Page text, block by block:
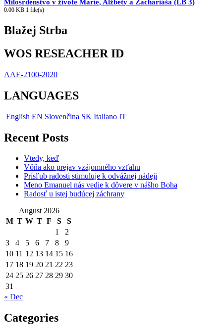
Milosrdenstvo v živote Márie, Alžbety a Zachariáša (LB 3)
0.00 KB 1 file(s)
Blažej Strba
WOS RESEACHER ID
AAE-2100-2020
LANGUAGES
English EN Slovenčina SK Italiano IT
Recent Posts
Vtedy, keď
Vôňa ako prejav vzájomného vzťahu
Prísľub radosti stimuluje k odvážnej nádeji
Meno Emanuel nás vedie k dôvere v nášho Boha
Radosť u istej budúcej záchrany
August 2026
M T W T F S
S
1
2
3
4 5 6 7 8
9
10 11 12 13 14 15 16
17 18 19 20 21 22 23
24 25 26 27 28 29 30
31
« Dec
Categories